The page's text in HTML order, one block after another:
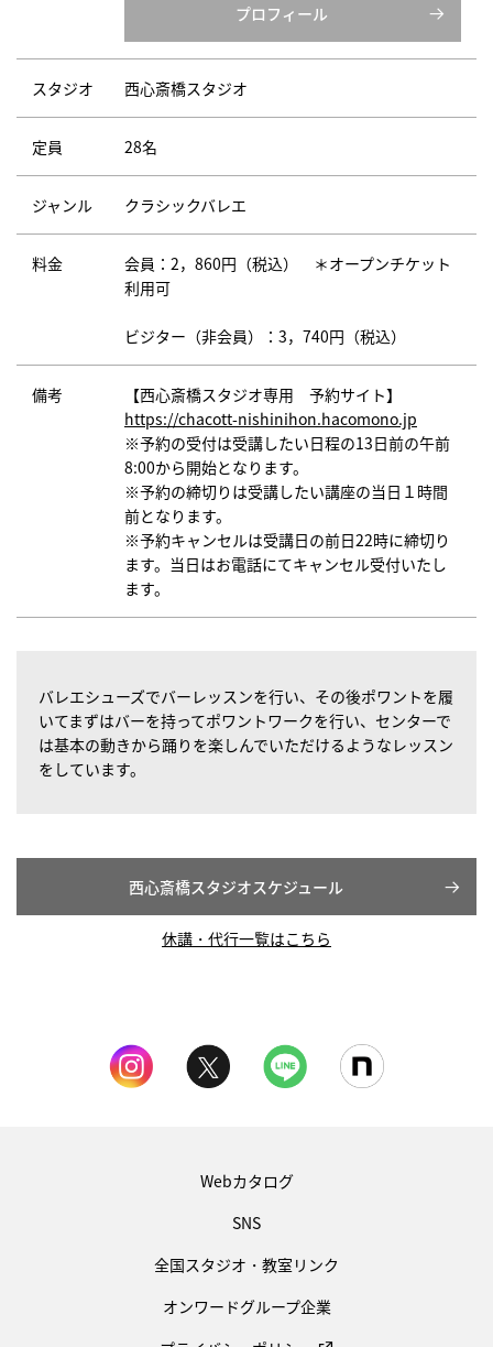
プロフィール
スタジオ 西心斎橋スタジオ
定員 28名
ジャンル クラシックバレエ
料金
会員：2，860円（税込） ＊オープンチケット
利用可
ビジター（非会員）：3，740円（税込）
備考
【西心斎橋スタジオ専用 予約サイト】
https://chacott-nishinihon.hacomono.jp
※予約の受付は受講したい日程の13日前の午前
8:00から開始となります。
※予約の締切りは受講したい講座の当日１時間
前となります。
※予約キャンセルは受講日の前日22時に締切り
ます。当日はお電話にてキャンセル受付いたし
ます。
バレエシューズでバーレッスンを行い、その後ポワントを履
いてまずはバーを持ってポワントワークを行い、センターで
は基本の動きから踊りを楽しんでいただけるようなレッスン
をしています。
西心斎橋スタジオスケジュール
休講・代行一覧はこちら
Webカタログ
SNS
全国スタジオ・教室リンク
オンワードグループ企業